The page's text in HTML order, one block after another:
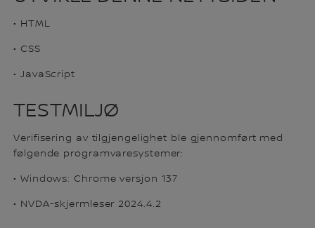
• HTML
• CSS
• JavaScript
TESTMILJØ
Verifisering av tilgjengelighet ble gjennomført med
følgende programvaresystemer:
• Windows: Chrome versjon 137
• NVDA-skjermleser 2024.4.2